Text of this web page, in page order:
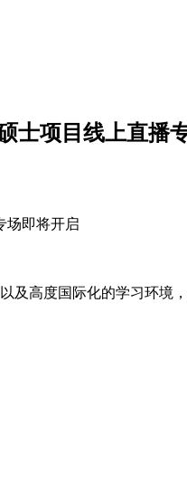
士项目线上直播
场即将开启
及高度国际化的学习环